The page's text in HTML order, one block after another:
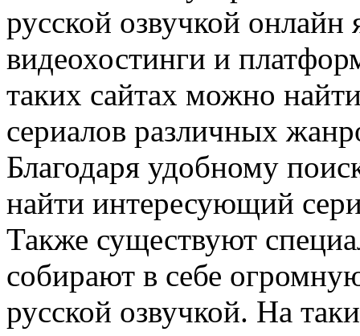
русской озвучкой онлайн
видеохостинги и
таких сайтах можно
сериалов различных
Благодаря удобному
найти интересующий
Также существуют
собирают в себе
русской озвучкой. На